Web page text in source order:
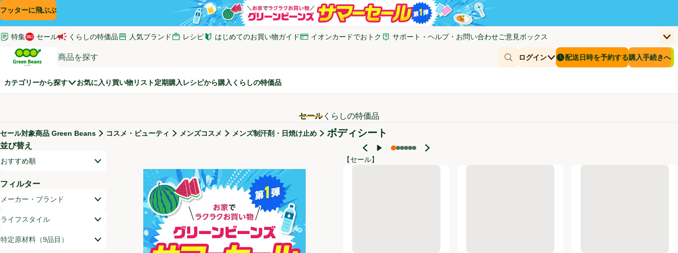
コンテンツに飛ぶ
検索に飛ぶ
フッターに飛ぶ
特集 セール くらしの特価品 人気ブランド レシピ はじめてのお買い物ガイド
(新しいウィンドウで開く)
イオンカードでおトク
(新しいウィンドウで開く)
サポート・ヘルプ・お問い合わせ
(新しいウィンドウで開く)
ご意見ボックス
(新しいウィンドウで開く)
上
Green Beans
商品を探す
ログイン
配送日時を予約する
配送日時を予約する購入手続きへ
お客さまのカ
￥0
カテゴリーから探す お気に入り 買い物リスト定期購入 レシピから購入 くらしの特価品
セールくらしの特価品
セール対象商品
セール対象商品 Green Beans コスメ・ビューティ メンズコスメ メンズ制汗剤・日焼け止め ボディシート
並び替え
開いて並び替えオプションのリストを見る
おすすめ順
フィルター
メーカー・ブランド
ライフスタイル
特定原材料（9品目）
【セール】
ボディーパウダーシートAG クールタイプ リフレッシュミント 36枚 トップバリュベストプライス
ボディシート アイスタイプクールシトラスの香り 30枚 トップバ
フェイスシートクールシトラ